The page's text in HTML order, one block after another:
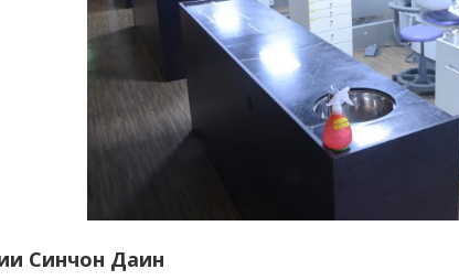
Синчон Даин